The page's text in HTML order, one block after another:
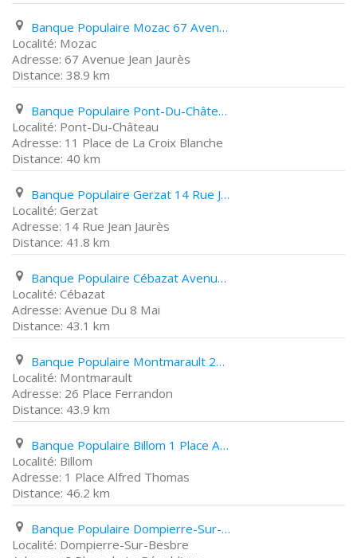
Banque Populaire Mozac 67 Avenue Jean Jaurès
Mozac
67 Avenue Jean Jaurès
38.9 km
Banque Populaire Pont-Du-Château 11 Place de La Croix Blanche
Pont-Du-Château
11 Place de La Croix Blanche
40 km
Banque Populaire Gerzat 14 Rue Jean Jaurès
Gerzat
14 Rue Jean Jaurès
41.8 km
Banque Populaire Cébazat Avenue Du 8 Mai
Cébazat
Avenue Du 8 Mai
43.1 km
Banque Populaire Montmarault 26 Place Ferrandon
Montmarault
26 Place Ferrandon
43.9 km
Banque Populaire Billom 1 Place Alfred Thomas
Billom
1 Place Alfred Thomas
46.2 km
Banque Populaire Dompierre-Sur-Besbre 2 Place de La République
Dompierre-Sur-Besbre